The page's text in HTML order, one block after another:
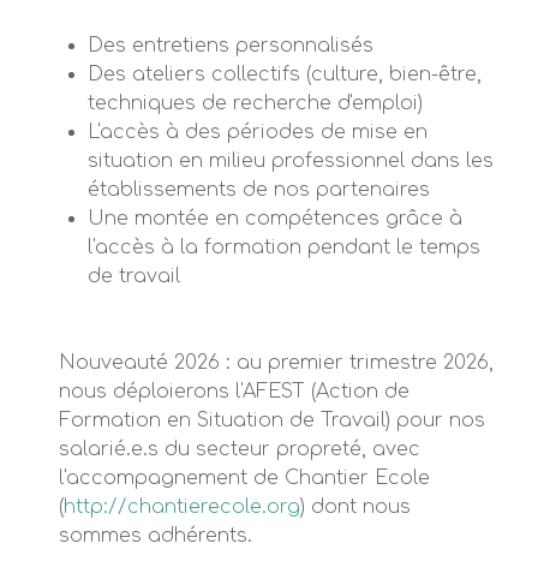
Des entretiens personnalisés
Des ateliers collectifs (culture, bien-être,
techniques de recherche d'emploi)
L'accès à des périodes de mise en
situation en milieu professionnel dans les
établissements de nos partenaires
Une montée en compétences grâce à
l'accès à la formation pendant le temps
de travail
Nouveauté 2026 : au premier trimestre 2026,
nous déploierons l'AFEST (Action de
Formation en Situation de Travail) pour nos
salarié.e.s du secteur propreté, avec
l'accompagnement de Chantier Ecole
(http://chantierecole.org) dont nous
sommes adhérents.